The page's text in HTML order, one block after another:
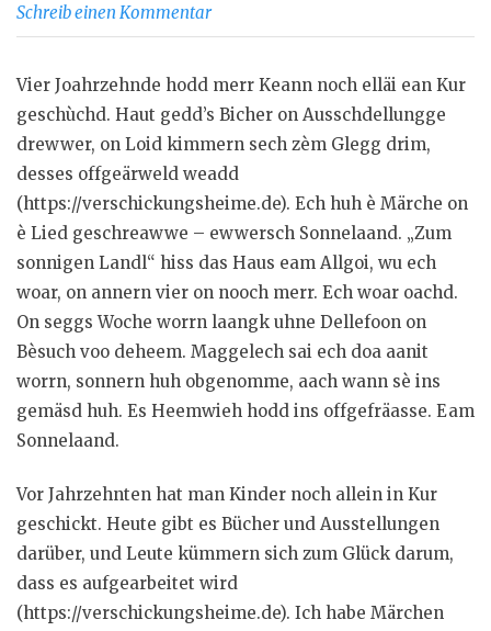
Schreib einen Kommentar
Vier Joahrzehnde hodd merr Keann noch elläi ean Kur
geschùchd. Haut gedd’s Bicher on Ausschdellungge
drewwer, on Loid kimmern sech zèm Glegg drim,
desses offgeärweld weadd
(https://verschickungsheime.de). Ech huh è Märche on
è Lied geschreawwe – ewwersch Sonnelaand. „Zum
sonnigen Landl“ hiss das Haus eam Allgoi, wu ech
woar, on annern vier on nooch merr. Ech woar oachd.
On seggs Woche worrn laangk uhne Dellefoon on
Bèsuch voo deheem. Maggelech sai ech doa aanit
worrn, sonnern huh obgenomme, aach wann sè ins
gemäsd huh. Es Heemwieh hodd ins offgefräasse. Eam
Sonnelaand.
Vor Jahrzehnten hat man Kinder noch allein in Kur
geschickt. Heute gibt es Bücher und Ausstellungen
darüber, und Leute kümmern sich zum Glück darum,
dass es aufgearbeitet wird
(https://verschickungsheime.de). Ich habe Märchen